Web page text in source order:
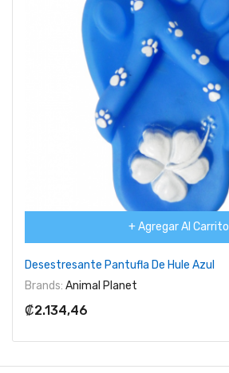
+ Agregar Al Carrito
Desestresante Pantufla De Hule Azul
Brands: Animal Planet
₡2.134,46